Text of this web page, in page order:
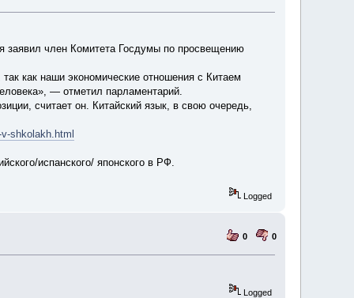
заявил член Комитета Госдумы по просвещению
как наши экономические отношения с Китаем
— отметил парламентарий.
считает он. Китайский язык, в свою очередь,
shkolakh.html
испанского/ японского в РФ.
Logged
0 0
Logged